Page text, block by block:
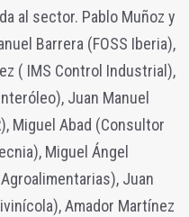
al sector. Pablo Muñoz y
Barrera (FOSS Iberia),
( IMS Control Industrial),
Juan Manuel
Miguel Abad (Consultor
Miguel Ángel
Juan
Amador Martínez